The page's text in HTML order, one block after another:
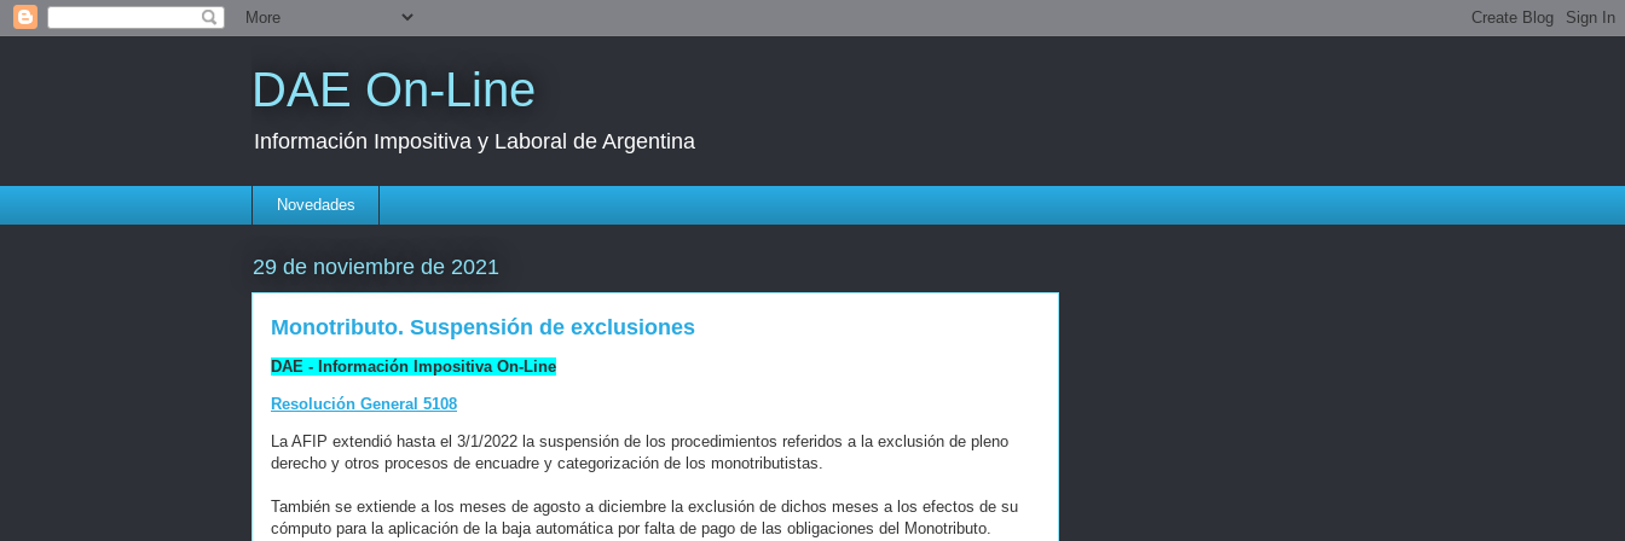
DAE On-Line
Información Impositiva y Laboral de Argentina
Novedades
29 de noviembre de 2021
Monotributo. Suspensión de exclusiones
DAE - Información Impositiva On-Line
Resolución General 5108
La AFIP extendió hasta el 3/1/2022 la suspensión de los procedimientos referidos a la exclusión de pleno
derecho y otros procesos de encuadre y categorización de los monotributistas.
También se extiende a los meses de agosto a diciembre la exclusión de dichos meses a los efectos de su
cómputo para la aplicación de la baja automática por falta de pago de las obligaciones del Monotributo.